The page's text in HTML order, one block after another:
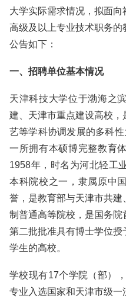
大学实际需求情况，拟面向
高级及以上专业技术职务
公告如下：
一、招聘单位基本情况
天津科技大学位于渤海之
建、天津市重点建设高校
艺等学科协调发展的多科性
一所拥有本硕博完整教育
1958年，时名为河北轻工
本科院校之一，隶属原中
誉，是教育部与天津市共建
制普通高等院校，是国务院
第二批批准具有博士学位
学生的高校。
学校现有17个学院（部）
专业入选国家和天津市级